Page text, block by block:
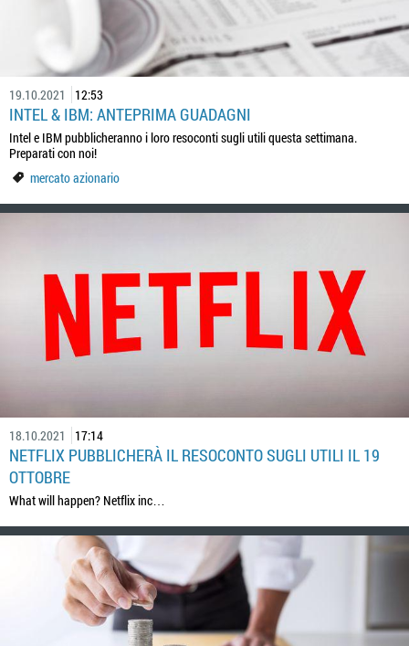
19.10.2021 12:53
INTEL & IBM: ANTEPRIMA GUADAGNI
Intel e IBM pubblicheranno i loro resoconti sugli utili questa settimana.
Preparati con noi!
mercato azionario
18.10.2021 17:14
NETFLIX PUBBLICHERÀ IL RESOCONTO SUGLI UTILI IL 19
OTTOBRE
What will happen? Netflix inc…